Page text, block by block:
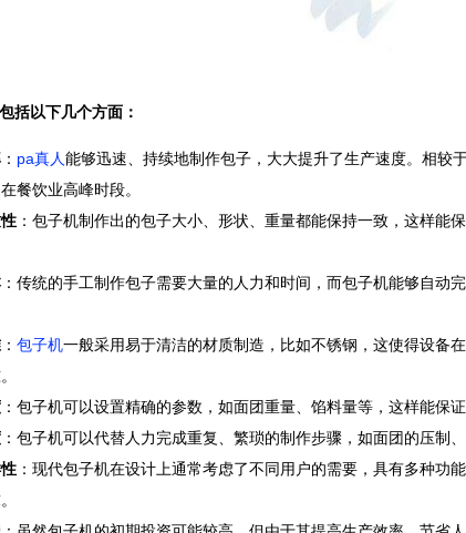
括以下几个方面：
： pa真人能够迅速、持续地制作包子，大大提升了生产速度。相较
餐饮业高峰时段。
：包子机制作出的包子大小、形状、重量都能保持一致，这样
：传统的手工制作包子需要大量的人力和时间，而包子机能够自动
： 包子机一般采用易于清洁的材质制造，比如不锈钢，这使得设备
：包子机可以设置精确的参数，如面团重量、馅料量等，这样能保
：包子机可以代替人力完成重复、繁琐的制作步骤，如面团的压制
：现代包子机在设计上通常考虑了不同用户的需要，具有多种